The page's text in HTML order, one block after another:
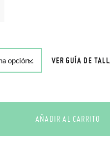
VER GUÍA DE
AÑADIR AL CARRITO